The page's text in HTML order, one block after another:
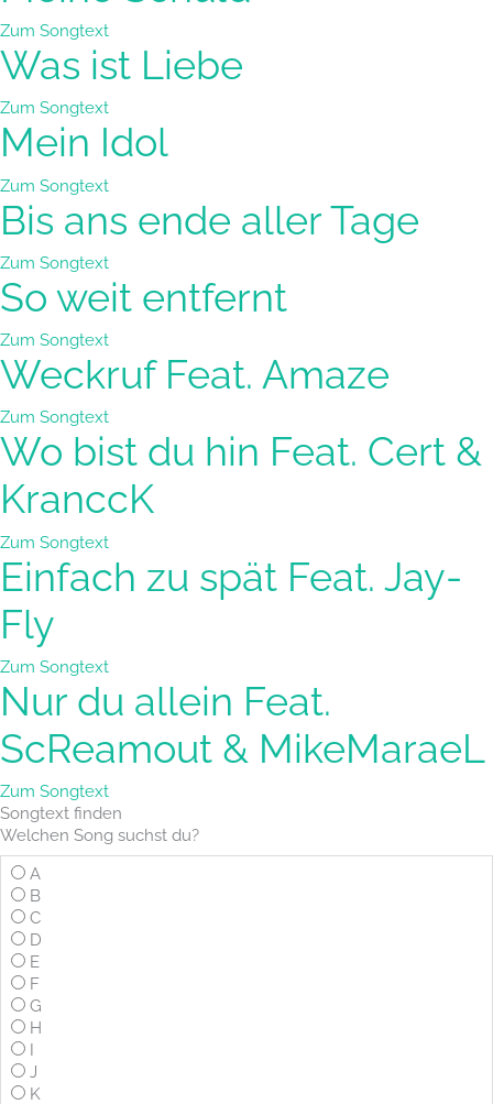
Zum Songtext
Was ist Liebe
Zum Songtext
Mein Idol
Zum Songtext
Bis ans ende aller Tage
Zum Songtext
So weit entfernt
Zum Songtext
Weckruf Feat. Amaze
Zum Songtext
Wo bist du hin Feat. Cert &
KranccK
Zum Songtext
Einfach zu spät Feat. Jay-
Fly
Zum Songtext
Nur du allein Feat.
ScReamout & MikeMaraeL
Zum Songtext
Songtext finden
Welchen Song suchst du?
A
B
C
D
E
F
G
H
I
J
K